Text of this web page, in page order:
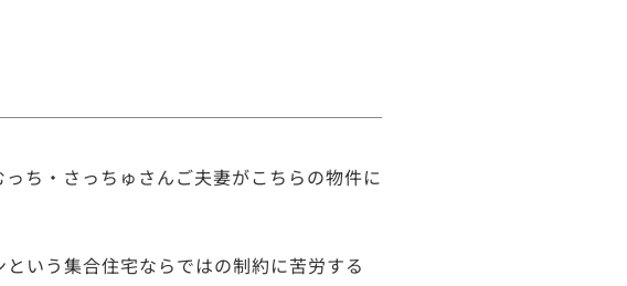
ち・さっちゅさんご夫妻がこちらの物件に
いう集合住宅ならではの制約に苦労する